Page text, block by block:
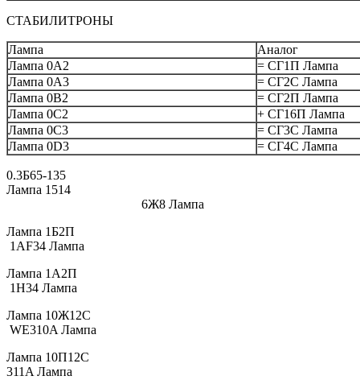
СТАБИЛИТРОНЫ
Лампа
Аналог
Лампа 0А2
= СГ1П Лампа
Лампа 0A3
= СГ2С Лампа
Лампа 0B2
= СГ2П Лампа
Лампа 0C2
+ СГ16П Лампа
Лампа 0C3
= СГ3С Лампа
Лампа 0D3
= СГ4С Лампа
0.3Б65-135
Лампа 1514
6Ж8 Лампа
Лампа 1Б2П
1AF34 Лампа
Лампа 1А2П
1H34 Лампа
Лампа 10Ж12С
WE310A Лампа
Лампа 10П12С
311A Лампа